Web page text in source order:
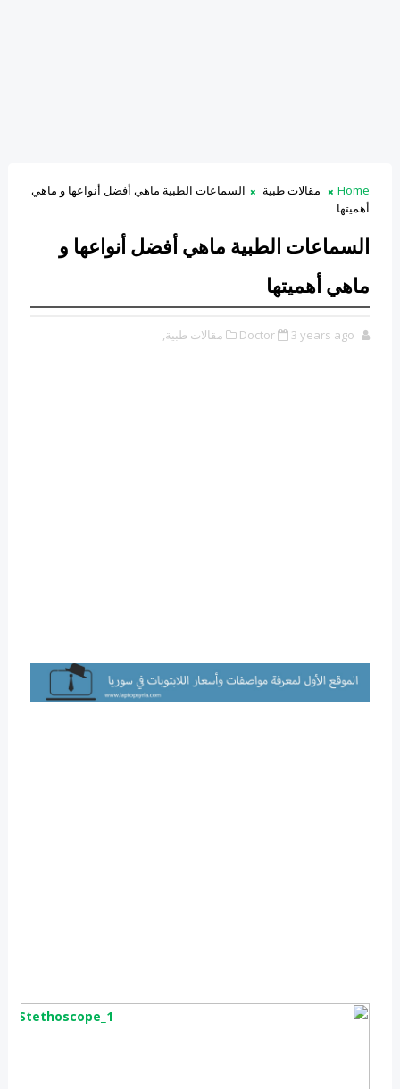
Home مقالات طبية
السماعات الطبية ماهي أفضل أنواعها و ماهي
أهميتها
السماعات الطبية ماهي أفضل أنواعها و
ماهي أهميتها
Doctor 3 years ago مقالات طبية,